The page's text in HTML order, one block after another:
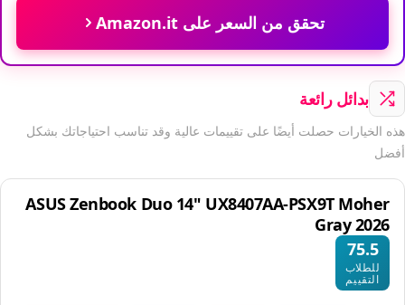
تحقق من السعر على Amazon.it
بدائل رائعة
هذه الخيارات حصلت أيضًا على تقييمات عالية وقد تناسب احتياجاتك بشكل
أفضل
ASUS Zenbook Duo 14" UX8407AA-PSX9T Moher
Gray 2026
75.5
للطلاب
التقييم